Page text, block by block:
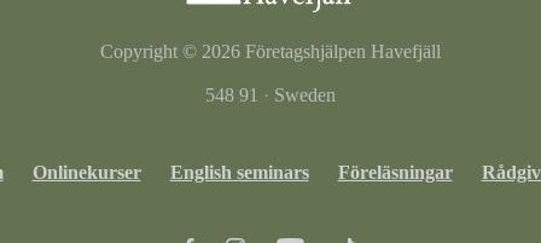
Copyright © 2026 Företagshjälpen Havefjäll
548 91 · Sweden
Onlinekurser English seminars Föreläsningar